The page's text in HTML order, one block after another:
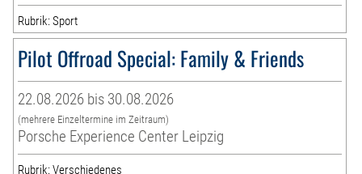
Rubrik: Sport
Pilot Offroad Special: Family & Friends
22.08.2026 bis 30.08.2026
(mehrere Einzeltermine im Zeitraum)
Porsche Experience Center Leipzig
Rubrik: Verschiedenes